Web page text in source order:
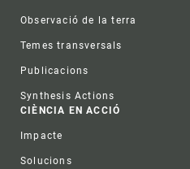
Observació de la terra
Temes transversals
Publicacions
Synthesis Actions
CIÈNCIA EN ACCIÓ
Impacte
Solucions